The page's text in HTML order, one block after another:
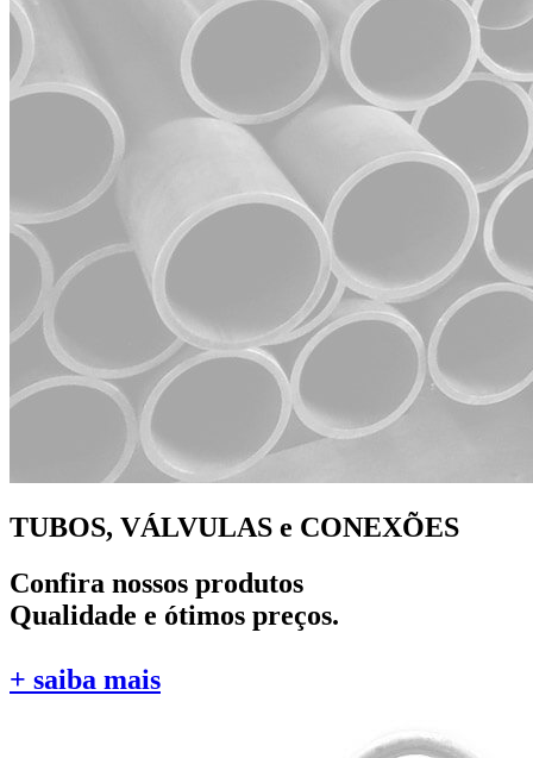
TUBOS, VÁLVULAS e CONEXÕES
Confira nossos produtos
Qualidade e ótimos preços.
+ saiba mais